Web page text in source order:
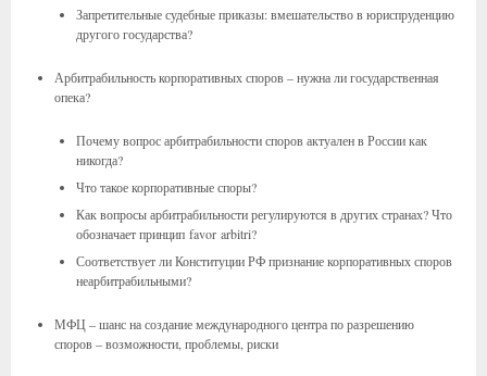
Запретительные судебные приказы: вмешательство в юриспруденцию
другого государства?
Арбитрабильность корпоративных споров – нужна ли государственная
опека?
Почему вопрос арбитрабильности споров актуален в России как
никогда?
Что такое корпоративные споры?
Как вопросы арбитрабильности регулируются в других странах? Что
обозначает принцип favor arbitri?
Соответствует ли Конституции РФ признание корпоративных споров
неарбитрабильными?
МФЦ – шанс на создание международного центра по разрешению
споров – возможности, проблемы, риски